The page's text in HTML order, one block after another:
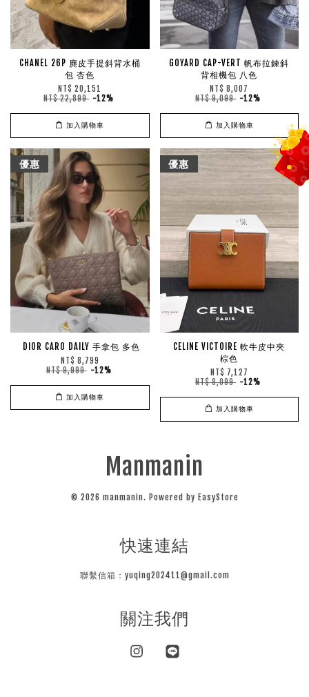
CHANEL 26P 麂皮手提斜背水桶
包 杏色
NT$ 20,151
NT$ 22,899 -12%
加入購物車
GOYARD CAP-VERT 帆布拉鍊斜
背相機包 八色
NT$ 8,007
NT$ 9,099 -12%
加入購物車
優惠
DIOR CARO DAILY 手拿包 多色
NT$ 8,799
NT$ 9,999 -12%
加入購物車
優惠
CELINE VICTOIRE 軟牛皮中夾
棕色
NT$ 7,127
NT$ 8,099 -12%
加入購物車
Manmanin
© 2026 manmanin. Powered by EasyStore
快速連結
聯繫信箱：yuqing202411@gmail.com
關注我們
Instagram